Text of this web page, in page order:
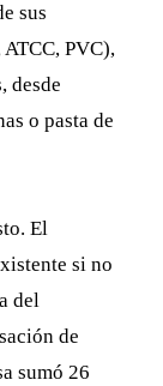
sus
PVC),
desde
o pasta de
El
si no
del
de
sumó 26